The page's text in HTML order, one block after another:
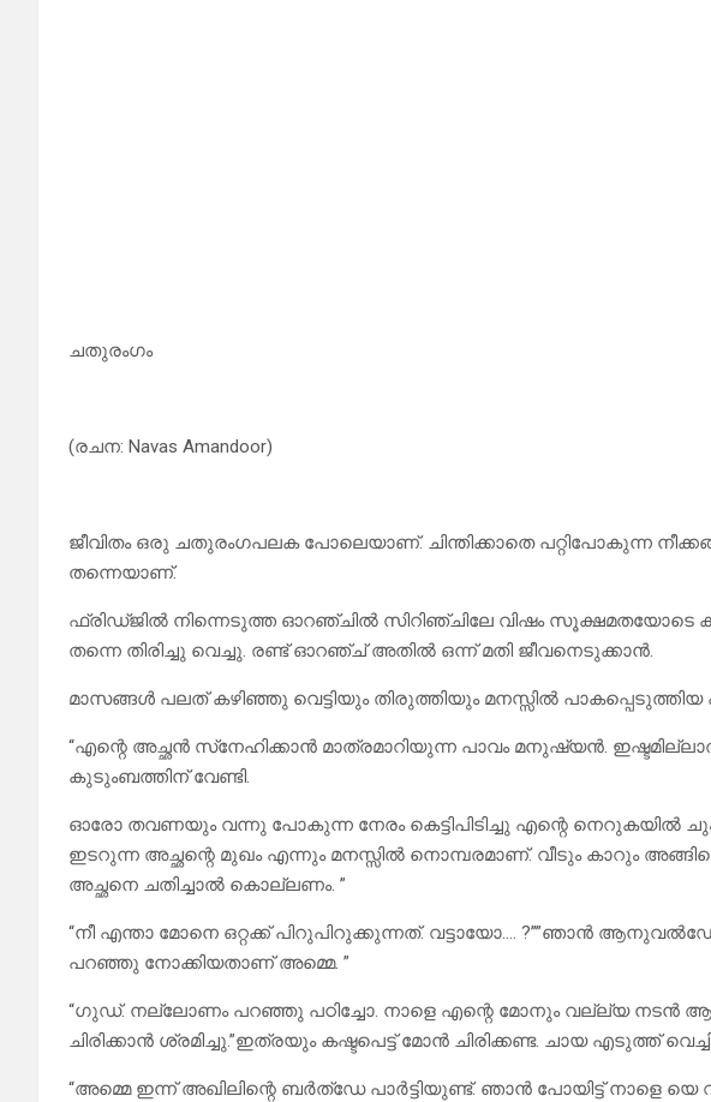
ചതുരംഗം
(രചന: Navas Amandoor)
ജീവിതം ഒരു ചതുരംഗപലക പോലെയാണ്. ചിന്തിക്കാതെ പറ്റിപോകുന്ന
തന്നെയാണ്.
ഫ്രിഡ്ജിൽ നിന്നെടുത്ത ഓറഞ്ചിൽ സിറിഞ്ചിലേ വിഷം സൂക്ഷമതയോടെ
തന്നെ തിരിച്ചു വെച്ചു. രണ്ട് ഓറഞ്ച് അതിൽ ഒന്ന് മതി ജീവനെടുക്കാൻ.
മാസങ്ങൾ പലത് കഴിഞ്ഞു വെട്ടിയും തിരുത്തിയും മനസ്സിൽ പാകപ്പെടുത്തിയ
“എന്റെ അച്ഛൻ സ്‌നേഹിക്കാൻ മാത്രമാറിയുന്ന പാവം മനുഷ്യൻ.
കുടുംബത്തിന് വേണ്ടി.
ഓരോ തവണയും വന്നു പോകുന്ന നേരം കെട്ടിപിടിച്ചു എന്റെ നെറുകയിൽ
ഇടറുന്ന അച്ഛന്റെ മുഖം എന്നും മനസ്സിൽ നൊമ്പരമാണ്. വീടും കാറും
അച്ഛനെ ചതിച്ചാൽ കൊല്ലണം. ”
“നീ എന്താ മോനെ ഒറ്റക്ക് പിറുപിറുക്കുന്നത്. വട്ടായോ…. ?””ഞാൻ
പറഞ്ഞു നോക്കിയതാണ് അമ്മെ. ”
“ഗുഡ്. നല്ലോണം പറഞ്ഞു പഠിച്ചോ. നാളെ എന്റെ മോനും വല്ല്യ നടൻ
ചിരിക്കാൻ ശ്രമിച്ചു.”ഇത്രയും കഷ്ടപെട്ട് മോൻ ചിരിക്കണ്ട. ചായ എടുത്ത്
“അമ്മെ ഇന്ന് അഖിലിന്റെ ബർത്ഡേ പാർട്ടിയുണ്ട്. ഞാൻ പോയിട്ട് നാളെ യെ